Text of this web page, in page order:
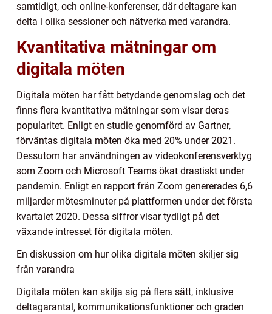
samtidigt, och online-konferenser, där deltagare kan
delta i olika sessioner och nätverka med varandra.
Kvantitativa mätningar om
digitala möten
Digitala möten har fått betydande genomslag och det
finns flera kvantitativa mätningar som visar deras
popularitet. Enligt en studie genomförd av Gartner,
förväntas digitala möten öka med 20% under 2021.
Dessutom har användningen av videokonferensverktyg
som Zoom och Microsoft Teams ökat drastiskt under
pandemin. Enligt en rapport från Zoom genererades 6,6
miljarder mötesminuter på plattformen under det första
kvartalet 2020. Dessa siffror visar tydligt på det
växande intresset för digitala möten.
En diskussion om hur olika digitala möten skiljer sig
från varandra
Digitala möten kan skilja sig på flera sätt, inklusive
deltagarantal, kommunikationsfunktioner och graden